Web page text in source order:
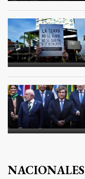
NACIONALES